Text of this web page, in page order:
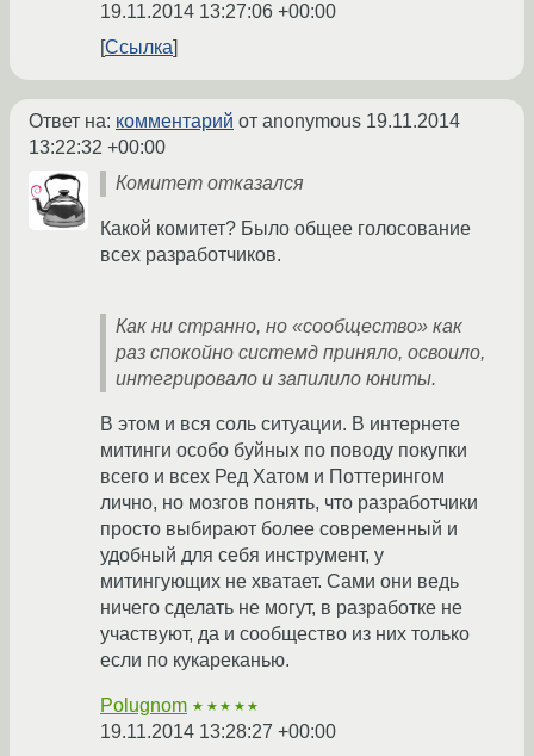
19.11.2014 13:27:06 +00:00
Ссылка
Ответ на: комментарий от anonymous 19.11.2014
13:22:32 +00:00
Комитет отказался
Какой комитет? Было общее голосование
всех разработчиков.
Как ни странно, но «сообщество» как
раз спокойно системд приняло, освоило,
интегрировало и запилило юниты.
В этом и вся соль ситуации. В интернете
митинги особо буйных по поводу покупки
всего и всех Ред Хатом и Поттерингом
лично, но мозгов понять, что разработчики
просто выбирают более современный и
удобный для себя инструмент, у
митингующих не хватает. Сами они ведь
ничего сделать не могут, в разработке не
участвуют, да и сообщество из них только
если по кукареканью.
Polugnom ★★★★★
19.11.2014 13:28:27 +00:00